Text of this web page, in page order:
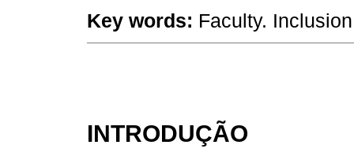
Key words: Faculty.
INTRODUÇÃO